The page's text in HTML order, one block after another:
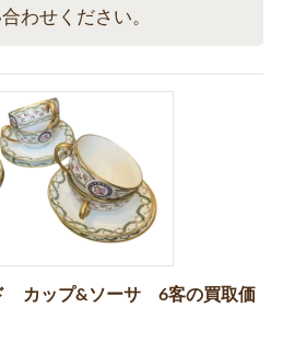
わせください。
カップ&ソーサ 6客の買取価